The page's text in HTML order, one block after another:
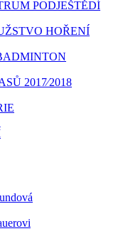
PODJEŠTĚDÍ
HOŘENÍ
2017⁄2018